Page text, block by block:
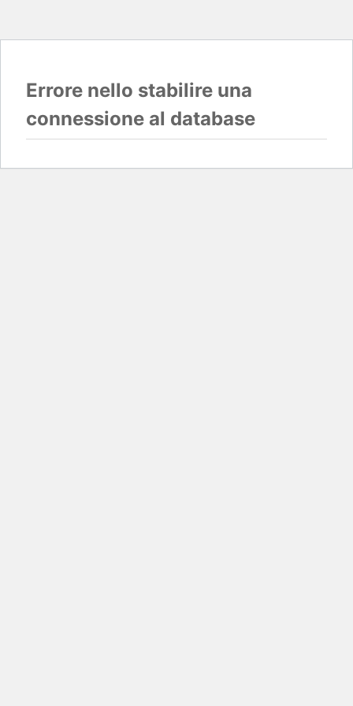
Errore nello stabilire una
connessione al database